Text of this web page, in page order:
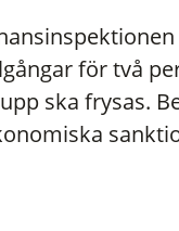
för två
ska frysas.